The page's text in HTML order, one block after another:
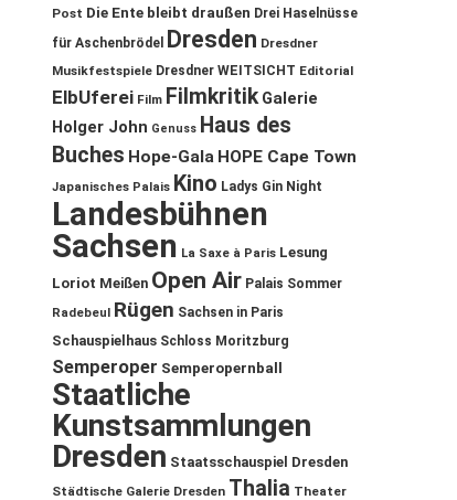
Post Die Ente bleibt draußen Drei Haselnüsse
für Aschenbrödel
Dresden Dresdner
Musikfestspiele Dresdner WEITSICHT Editorial
ElbUferei Film Filmkritik Galerie
Holger John Genuss Haus des
Buches Hope-Gala HOPE Cape Town
Japanisches Palais Kino Ladys Gin Night
Landesbühnen
Sachsen La Saxe à Paris Lesung
Loriot Meißen Open Air Palais Sommer
Radebeul Rügen Sachsen in Paris
Schauspielhaus Schloss Moritzburg
Semperoper Semperopernball
Staatliche
Kunstsammlungen
Dresden Staatsschauspiel Dresden
Städtische Galerie Dresden Thalia Theater